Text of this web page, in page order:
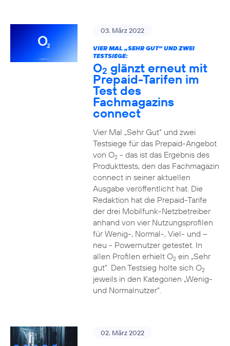
03. März 2022
VIER MAL „SEHR GUT“ UND ZWEI
TESTSIEGE:
O2 glänzt erneut mit
Prepaid-Tarifen im
Test des
Fachmagazins
connect
Vier Mal „Sehr Gut“ und zwei
Testsiege für das Prepaid-Angebot
von O2- das ist das Ergebnis des
Produkttests, den das Fachmagazin
connect in seiner aktuellen
Ausgabe veröffentlicht hat. Die
Redaktion hat die Prepaid-Tarife
der drei Mobilfunk-Netzbetreiber
anhand von vier Nutzungsprofilen
für Wenig-, Normal-, Viel- und –
neu - Powernutzer getestet. In
allen Profilen erhielt O2ein „Sehr
gut“. Den Testsieg holte sich O2
jeweils in den Kategorien „Wenig-
und Normalnutzer“.
02. März 2022